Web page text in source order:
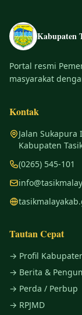
Kabupaten
Portal resmi
masyarakat
Kontak
Jalan
Kabupaten
(0265) 545-101
Tautan Cepat
→ Profil
→ Berita &
→ Perda / Perbup
→ RPJMD